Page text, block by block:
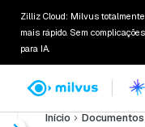
Zilliz Cloud: Milvus
mais rápido. Sem
para IA.
Início Documentos